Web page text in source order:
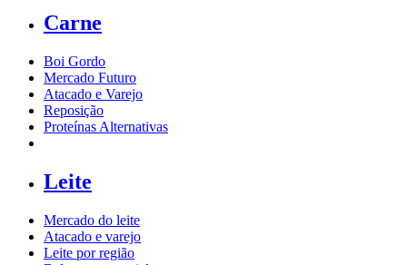
Carne
Boi Gordo
Mercado Futuro
Atacado e Varejo
Reposição
Proteínas Alternativas
Leite
Mercado do leite
Atacado e varejo
Leite por região